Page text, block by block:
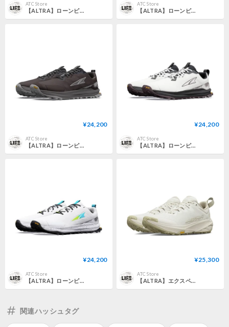
ATC Store
【ALTRA】ローンピーク 9+ W / LONE PEAK 9+ W (Black/Knockout Pink)
ATC Store
【ALTRA】ローンピーク 9+ W / LONE PEAK 9+ W (Black)
¥24,200
ATC Store
【ALTRA】ローンピーク 9+ M / LONE PEAK 9+ M (Chocolate Torte/Silver)
¥24,200
ATC Store
【ALTRA】ローンピーク 9+ M / LONE PEAK 9+ M (Vaporous Grey/Berry)
¥24,200
ATC Store
【ALTRA】ローンピーク 9+ M / LONE PEAK 9+ M (White/Bluefish)
¥25,300
ATC Store
【ALTRA】エクスペリエンス ワイルド 3+ W / Experience Wild 3+ W (Sand)
関連ハッシュタグ